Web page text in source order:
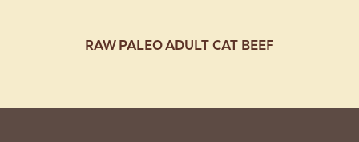
RAW PALEO ADULT CAT BEEF